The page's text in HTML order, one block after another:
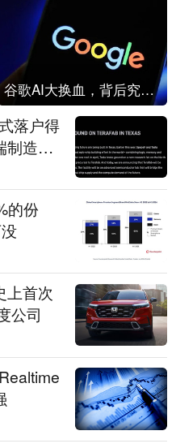
谷歌AI大换血，背后究竟发生了什么？
落户得
制造带
的份
上首次
公司